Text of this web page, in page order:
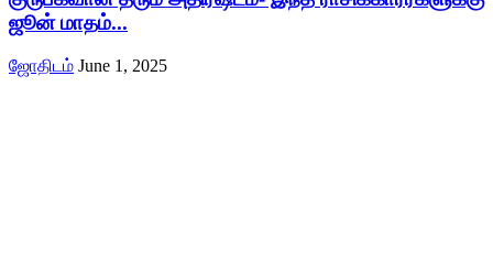
ஜூன் மாதம்...
ஜோதிடம் June 1, 2025